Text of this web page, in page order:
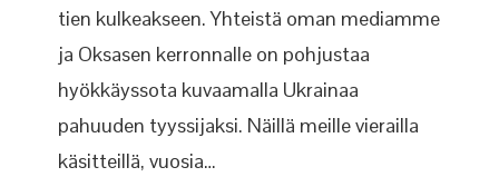
tien kulkeakseen. Yhteistä oman mediamme
ja Oksasen kerronnalle on pohjustaa
hyökkäyssota kuvaamalla Ukrainaa
pahuuden tyyssijaksi. Näillä meille vierailla
käsitteillä, vuosia…